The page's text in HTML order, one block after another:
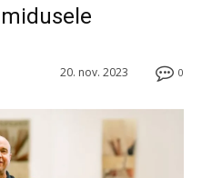
0
20. nov. 2023